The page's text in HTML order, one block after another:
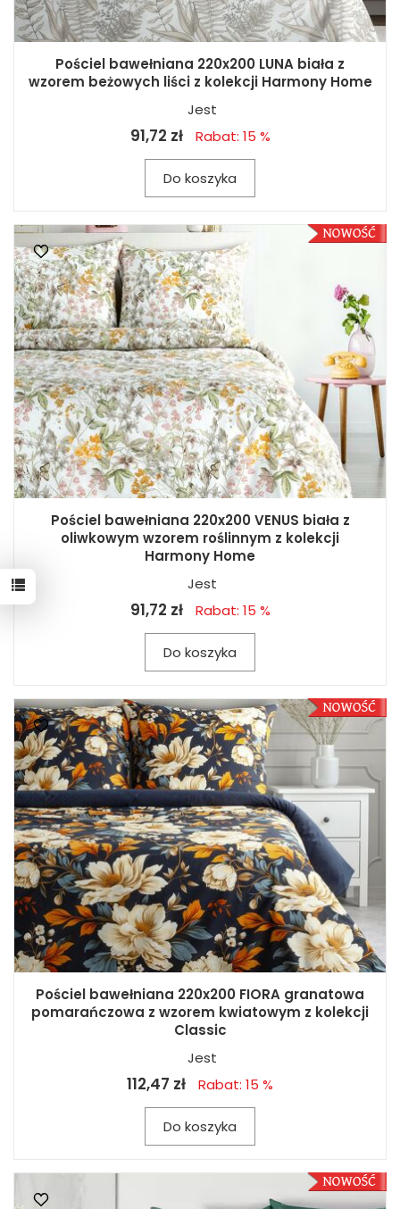
Pościel bawełniana 220x200 LUNA biała z
wzorem beżowych liści z kolekcji Harmony Home
Jest
91,72 zł Rabat: 15 %
Do koszyka
Pościel bawełniana 220x200 VENUS biała z
oliwkowym wzorem roślinnym z kolekcji
Harmony Home
Jest
91,72 zł Rabat: 15 %
Do koszyka
Pościel bawełniana 220x200 FIORA granatowa
pomarańczowa z wzorem kwiatowym z kolekcji
Classic
Jest
112,47 zł Rabat: 15 %
Do koszyka